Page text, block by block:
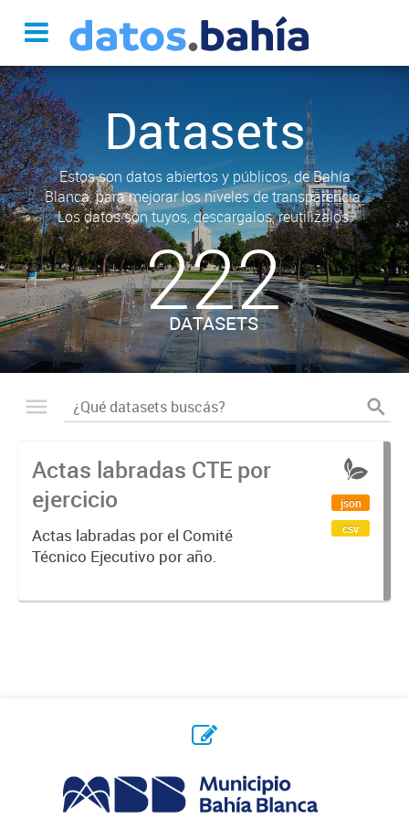
Datasets
Estos son datos abiertos y públicos, de Bahía
Blanca, para mejorar los niveles de transparencia.
Los datos son tuyos, descargalos, reutilizalos.
222
DATASETS
Actas labradas CTE por
ejercicio
Actas labradas por el Comité
Técnico Ejecutivo por año.
json
csv